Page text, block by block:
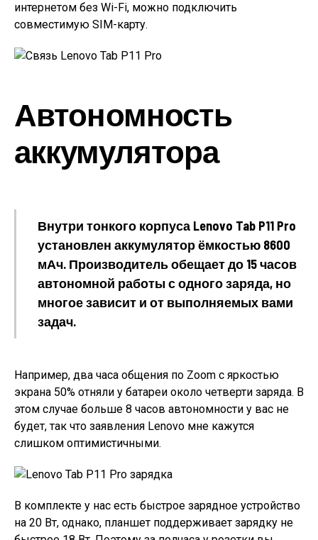
интернетом без Wi-Fi, можно подключить
совместимую SIM-карту.
Автономность
аккумулятора
Внутри тонкого корпуса Lenovo Tab P11 Pro
установлен аккумулятор ёмкостью 8600
мАч. Производитель обещает до 15 часов
автономной работы с одного заряда, но
многое зависит и от выполняемых вами
задач.
Например, два часа общения по Zoom с яркостью
экрана 50% отняли у батареи около четверти заряда. В
этом случае больше 8 часов автономности у вас не
будет, так что заявления Lenovo мне кажутся
слишком оптимистичными.
В комплекте у нас есть быстрое зарядное устройство
на 20 Вт, однако, планшет поддерживает зарядку не